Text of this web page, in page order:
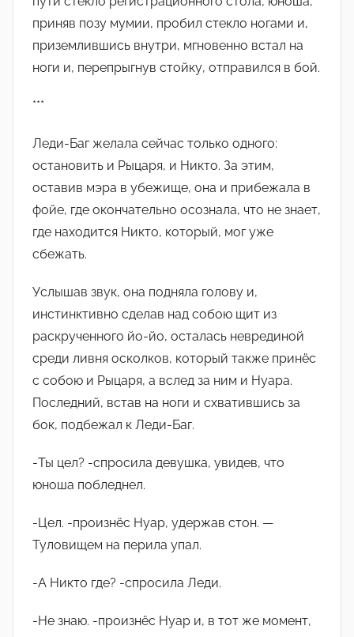
приняв позу мумии, пробил стекло ногами и,
приземлившись внутри, мгновенно встал на
ноги и, перепрыгнув стойку, отправился в бой.
***
Леди-Баг желала сейчас только одного:
остановить и Рыцаря, и Никто. За этим,
оставив мэра в убежище, она и прибежала в
фойе, где окончательно осознала, что не знает,
где находится Никто, который, мог уже
сбежать.
Услышав звук, она подняла голову и,
инстинктивно сделав над собою щит из
раскрученного йо-йо, осталась неврединой
среди ливня осколков, который также принëс
с собою и Рыцаря, а вслед за ним и Нуара.
Последний, встав на ноги и схватившись за
бок, подбежал к Леди-Баг.
-Ты цел? -спросила девушка, увидев, что
юноша побледнел.
-Цел. -произнëс Нуар, удержав стон. —
Туловищем на перила упал.
-А Никто где? -спросила Леди.
-Не знаю. -произнëс Нуар и, в тот же момент,